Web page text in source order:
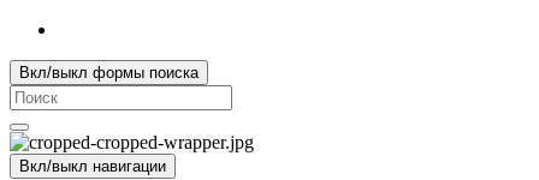
Вкл/выкл формы поиска
Search
for:
Вкл/выкл навигации